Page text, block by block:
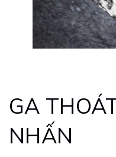
GA
NHẤN